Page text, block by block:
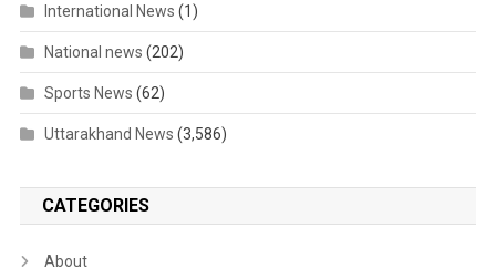
International News (1)
National news (202)
Sports News (62)
Uttarakhand News (3,586)
CATEGORIES
About